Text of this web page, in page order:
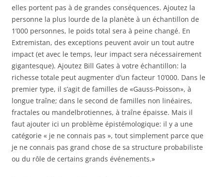
elles portent pas à de grandes conséquences. Ajoutez la
personne la plus lourde de la planète à un échantillon de
1’000 personnes, le poids total sera à peine changé. En
Extremistan, des exceptions peuvent avoir un tout autre
impact (et avec le temps, leur impact sera nécessairement
gigantesque). Ajoutez Bill Gates à votre échantillon: la
richesse totale peut augmenter d’un facteur 10’000. Dans le
premier type, il s’agit de familles de «Gauss-Poisson», à
longue traîne; dans le second de familles non linéaires,
fractales ou mandelbrotiennes, à traîne épaisse. Mais il
faut ajouter ici un problème épistémologique: il y a une
catégorie « je ne connais pas », tout simplement parce que
je ne connais pas grand chose de sa structure probabiliste
ou du rôle de certains grands événements.»